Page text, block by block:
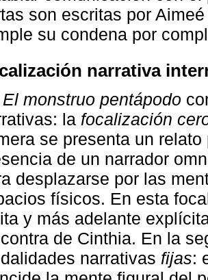
son escritas por
su condena por
narrativa
El monstruo pentápodo
la focalización
se presenta un
de un narrador
desplazarse por las
físicos. En esta
y más adelante
de Cinthia. En la
narrativas fijas: